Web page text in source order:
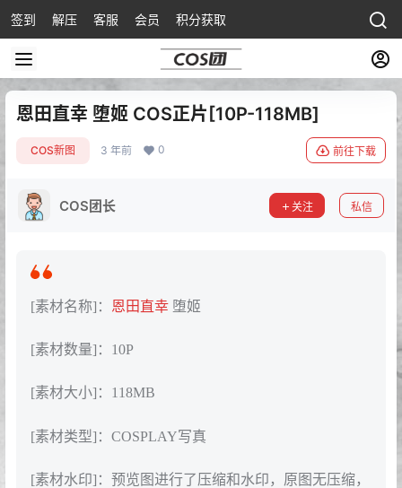
签到 解压 客服 会员 积分获取
恩田直幸 堕姬 COS正片[10P-118MB]
COS新图 3 年前 0 前往下载
COS团长 关注 私信
[素材名称]： 恩田直幸 堕姬
[素材数量]：10P
[素材大小]：118MB
[素材类型]：COSPLAY写真
[素材水印]：预览图进行了压缩和水印，原图无压缩，